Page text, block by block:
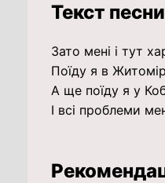
Текст песни
Зато мені і тут
Поїду я в
А ще поїду я у
І всі проблеми